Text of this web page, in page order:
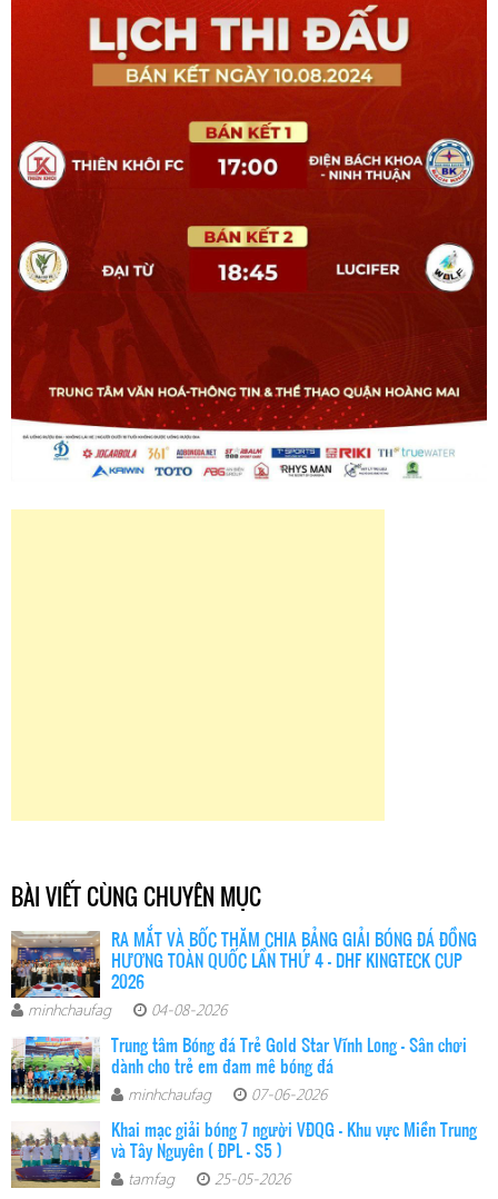
BÀI VIẾT CÙNG CHUYÊN MỤC
RA MẮT VÀ BỐC THĂM CHIA BẢNG GIẢI BÓNG ĐÁ ĐỒNG
HƯƠNG TOÀN QUỐC LẦN THỨ 4 – DHF KINGTECK CUP
2026
minhchaufag 04-08-2026
Trung tâm Bóng đá Trẻ Gold Star Vĩnh Long - Sân chơi
dành cho trẻ em đam mê bóng đá
minhchaufag 07-06-2026
Khai mạc giải bóng 7 người VĐQG - Khu vực Miền Trung
và Tây Nguyên ( ĐPL - S5 )
tamfag 25-05-2026